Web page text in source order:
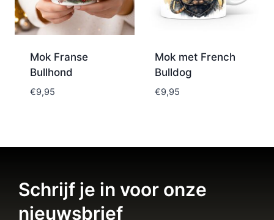
Mok Franse
Bullhond
€9,95
Mok met French
Bulldog
€9,95
Schrijf je in voor onze
nieuwsbrief